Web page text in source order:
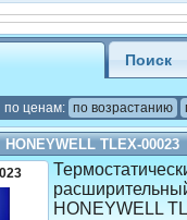
Поиск
по ценам: по возрастанию
HONEYWELL TLEX-00023
HONEYWELL